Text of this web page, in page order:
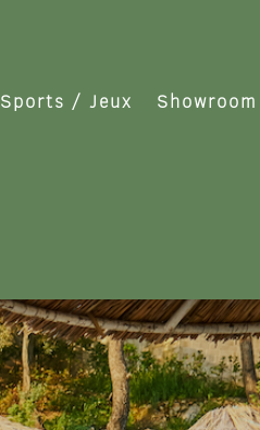
Sports / Jeux Showroom